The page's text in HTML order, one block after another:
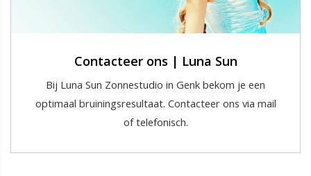
Contacteer ons | Luna Sun
Bij Luna Sun Zonnestudio in Genk bekom je een
optimaal bruiningsresultaat. Contacteer ons via mail
of telefonisch.